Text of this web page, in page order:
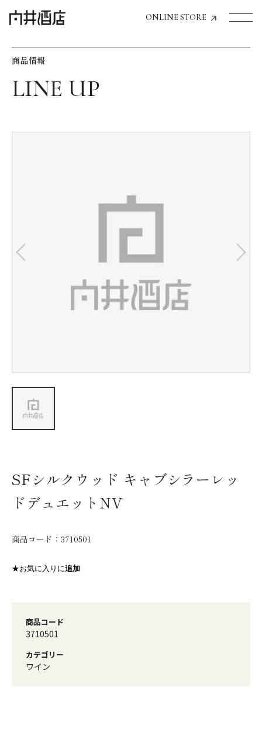
ONLINE STORE
飲食店経営のお客様
お気に入り機能の活用方法
会社情報
商品情報
SFシルクウッド キャブシラーレッ
ドデュエットNV
商品コード： 3710501
★お気に入りに追加
商品コード
3710501
カテゴリー
ワイン